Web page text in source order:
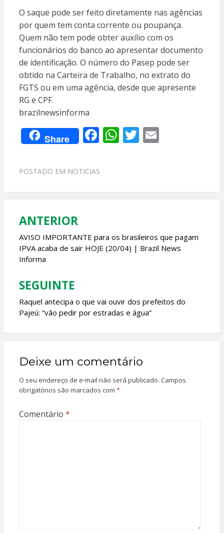
O saque pode ser feito diretamente nas agências
por quem tem conta corrente ou poupança.
Quem não tem pode obter auxílio com os
funcionários do banco ao apresentar documento
de identificação. O número do Pasep pode ser
obtido na Carteira de Trabalho, no extrato do
FGTS ou em uma agência, desde que apresente
RG e CPF.
brazilnewsinforma
Share F
e
o
k
W
A
p
T E
POSTADO EM NOTICIAS
Navegação
de
Post
ANTERIOR
AVISO IMPORTANTE para os brasileiros que pagam
IPVA acaba de sair HOJE (20/04) | Brazil News
Informa
SEGUINTE
Raquel antecipa o que vai ouvir dos prefeitos do
Pajeú: “vão pedir por estradas e água”
Deixe um comentário
O seu endereço de e-mail não será publicado. Campos
obrigatórios são marcados com *
Comentário *